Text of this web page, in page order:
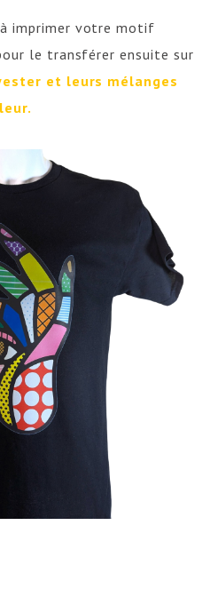
imprimer votre motif
le transférer ensuite sur
et leurs mélanges